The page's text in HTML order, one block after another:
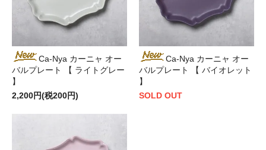
Ca-Nya カーニャ オー
バルプレート 【 ライトグレー
】
2,200円(税200円)
Ca-Nya カーニャ オー
バルプレート 【 バイオレット
】
SOLD OUT